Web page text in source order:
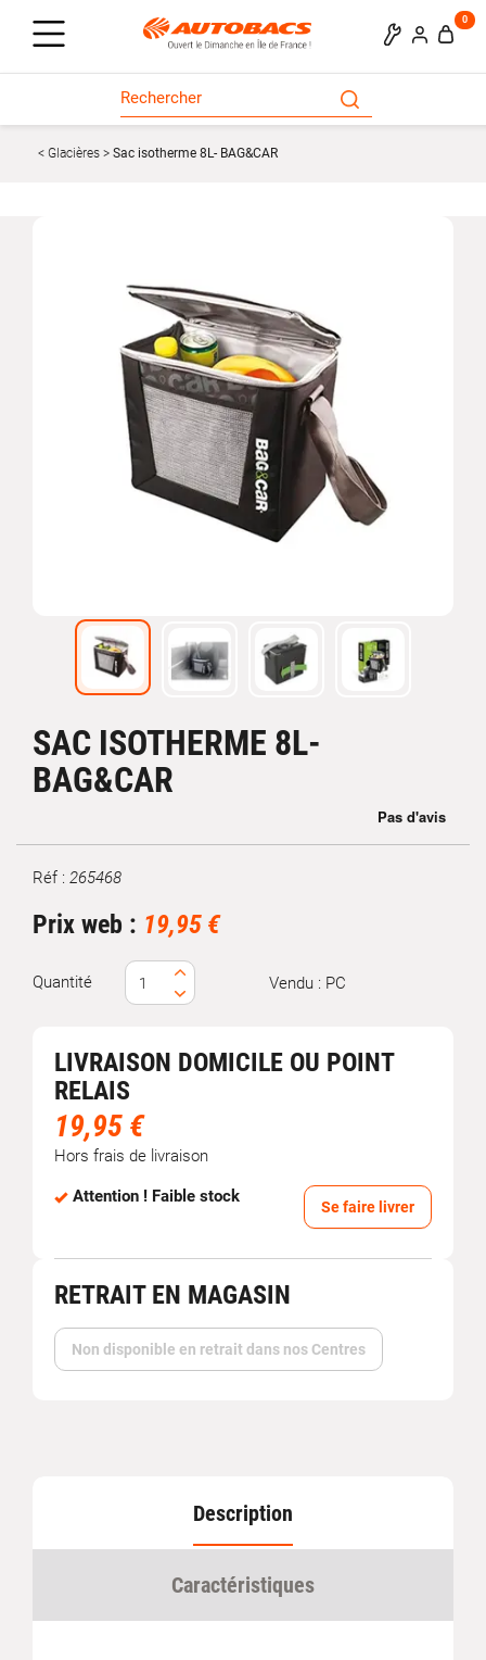
0
Glacières Sac isotherme 8L- BAG&CAR
SAC ISOTHERME 8L-
BAG&CAR
Marque
Réf : 265468
Prix web : 19,95 €
Quantité Vendu : PC
LIVRAISON DOMICILE OU POINT
RELAIS
19,95 €
Hors frais de livraison
Attention ! Faible stock
Se faire livrer
RETRAIT EN MAGASIN
Non disponible en retrait dans nos Centres
Description
Caractéristiques